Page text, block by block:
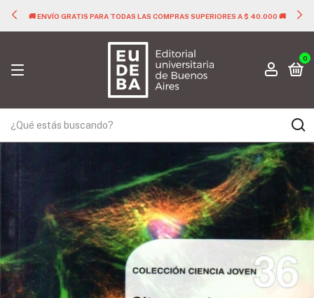
🚚 ENVÍO GRATIS PARA TODAS LAS COMPRAS SUPERIORES A $ 40.000 🚚
0